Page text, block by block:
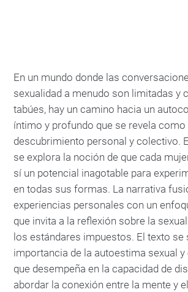
En un mundo donde las
sexualidad a menudo son limitadas y
tabúes, hay un camino hacia un
íntimo y profundo que se revela como
descubrimiento personal y colectivo.
se explora la noción de que cada
sí un potencial inagotable para
en todas sus formas. La narrativa
experiencias personales con un
que invita a la reflexión sobre la
los estándares impuestos. El texto se
importancia de la autoestima sexual y
que desempeña en la capacidad de
abordar la conexión entre la mente y